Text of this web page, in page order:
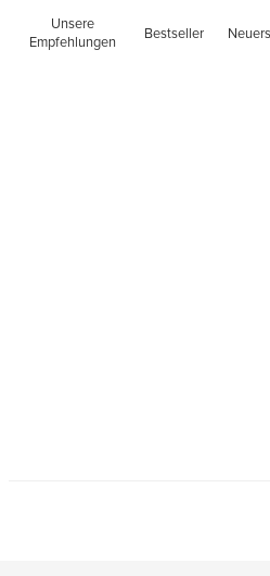
Unsere
Empfehlungen
Bestseller